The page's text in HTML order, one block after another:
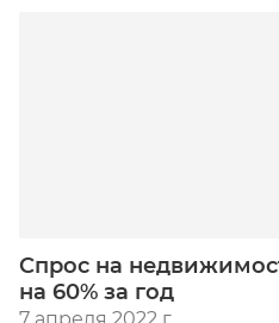
Спрос на
на 60% за год